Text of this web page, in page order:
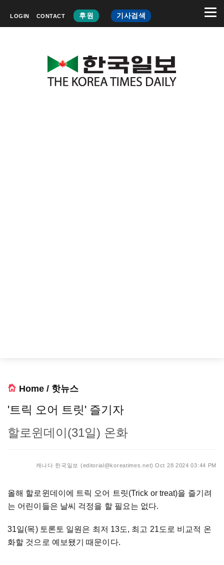
LOGIN CONTACT 후원 기사검색
Home / 핫뉴스
'트릭 오어 트릿' 즐기자
할로윈데이(31일) 온화
캐나다 한국일보 (editorial@koreatimes.net) Oct 28 2024 03:44 PM
올해 할로윈데이에 트릭 오어 트릿(Trick or treat)을 즐기려
는 어린이들은 날씨 걱정을 할 필요는 없다.
31일(목) 토론토 일원은 최저 13도, 최고 21도로 비교적 온
화할 것으로 예보됐기 때문이다.